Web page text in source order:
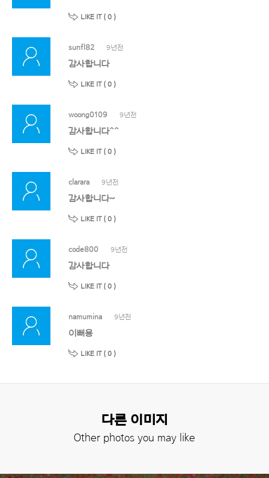
LIKE IT ( 0 )
sunfl82 9년전
감사합니다
LIKE IT ( 0 )
woong0109 9년전
감사합니다^^
LIKE IT ( 0 )
clarara 9년전
감사합니다~
LIKE IT ( 0 )
code800 9년전
감사합니다
LIKE IT ( 0 )
namumina 9년전
이뻐용
LIKE IT ( 0 )
다른 이미지
Other photos you may like